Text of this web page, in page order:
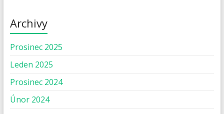
Archivy
Prosinec 2025
Leden 2025
Prosinec 2024
Únor 2024